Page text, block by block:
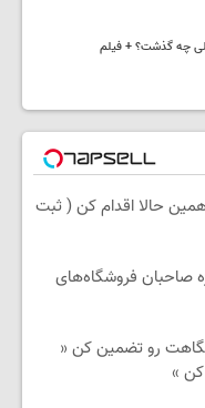
چه گذشت؟ + فیلم
حالا اقدام کن ( ثبت
ویژه صاحبان فروشگاه‌های
رو تضمین کن «
»